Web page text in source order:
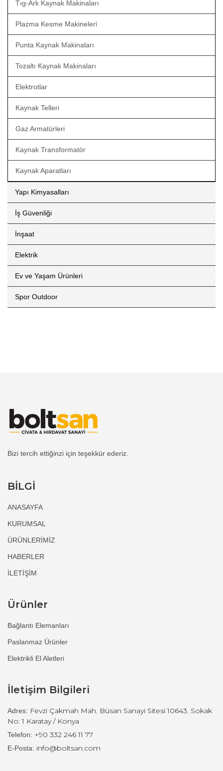
Tıg-Ark Kaynak Makinaları
Plazma Kesme Makineleri
Punta Kaynak Makinaları
Tozaltı Kaynak Makinaları
Elektrotlar
Kaynak Telleri
Gaz Armatürleri
Kaynak Transformatör
Kaynak Aparatları
Yapı Kimyasalları
İş Güvenliği
İnşaat
Elektrik
Ev ve Yaşam Ürünleri
Spor Outdoor
Bizi tercih ettiğinzi için teşekkür ederiz.
BİLGİ
ANASAYFA
KURUMSAL
ÜRÜNLERİMİZ
HABERLER
İLETİŞİM
Ürünler
Bağlantı Elemanları
Paslanmaz Ürünler
Elektrikli El Aletleri
İletişim Bilgileri
Adres: Fevzi Çakmah Mah. Büsan Sanayi Sitesi 10643. Sokak
No: 1 Karatay / Konya
Telefon: +90 332 246 11 77
E-Posta: info@boltsan.com